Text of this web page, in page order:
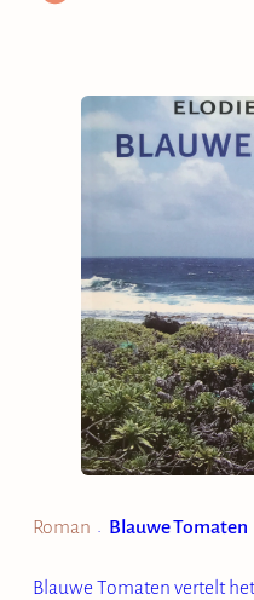
Roman • Blauwe Tomaten
Blauwe Tomaten vertelt